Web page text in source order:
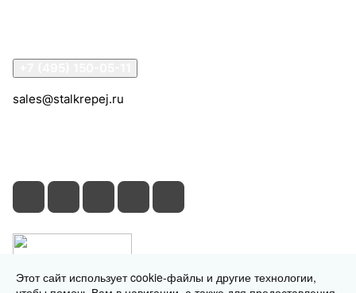
sales@stalkrepej.ru
Этот сайт использует cookie-файлы и другие технологии,